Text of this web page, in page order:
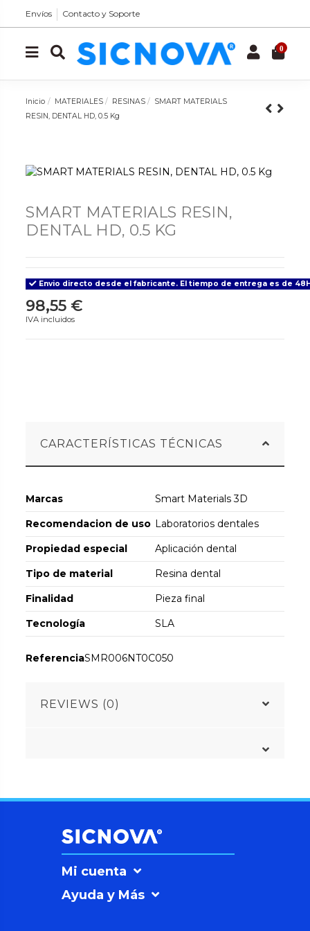
Envíos Contacto y Soporte
0
Inicio MATERIALES RESINAS
SMART MATERIALS
RESIN, DENTAL HD, 0.5 Kg
SMART MATERIALS RESIN,
DENTAL HD, 0.5 KG
Envio directo desde el fabricante. El tiempo de entrega es de
98,55 €
IVA incluidos
CARACTERÍSTICAS TÉCNICAS
Marcas
Smart Materials 3D
Recomendacion de uso Laboratorios dentales
Propiedad especial
Aplicación dental
Tipo de material
Resina dental
Finalidad
Pieza final
Tecnología
SLA
ReferenciaSMR006NT0C050
REVIEWS (0)
Mi cuenta
Ayuda y Más